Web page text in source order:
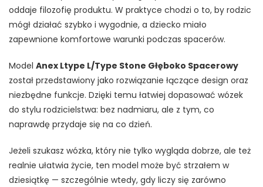
oddaje filozofię produktu. W praktyce chodzi o to, by rodzic
mógł działać szybko i wygodnie, a dziecko miało
zapewnione komfortowe warunki podczas spacerów.
Model Anex Ltype L/Type Stone Głęboko Spacerowy
został przedstawiony jako rozwiązanie łączące design oraz
niezbędne funkcje. Dzięki temu łatwiej dopasować wózek
do stylu rodzicielstwa: bez nadmiaru, ale z tym, co
naprawdę przydaje się na co dzień.
Jeżeli szukasz wózka, który nie tylko wygląda dobrze, ale też
realnie ułatwia życie, ten model może być strzałem w
dziesiątkę — szczególnie wtedy, gdy liczy się zarówno